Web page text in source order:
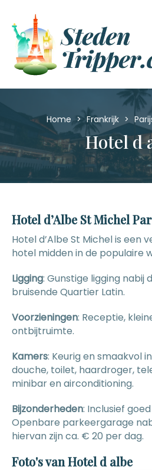
Home > Frankrijk >
Hotel d
Hotel d’Albe St Michel
Hotel d’Albe St Michel is een
hotel midden in de populaire
Ligging: Gunstige ligging nabij
bruisende Quartier Latin.
Voorzieningen: Receptie,
ontbijtruimte.
Kamers: Keurig en smaakvol
douche, toilet, haardroger,
minibar en airconditioning.
Bijzonderheden: Inclusief
Openbare parkeergarage
hiervan zijn ca. € 20 per dag.
Foto's van Hotel d albe